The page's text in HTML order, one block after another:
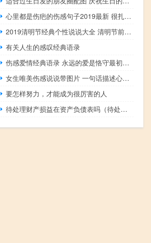
心里都是伤疤的伤感句子2019最新 很扎心很心痛的爱情伤感句子
2019清明节经典个性说说大全 清明节前后发的微信说说
有关人生的感叹经典语录
伤感爱情经典语录 永远的爱是恪守最初的承诺
女生唯美伤感说说带图片 一句话描述心情不好的说说
要怎样努力，才能成为很厉害的人
待处理财产损益在资产负债表吗（待处理财产损益在资产负债表）